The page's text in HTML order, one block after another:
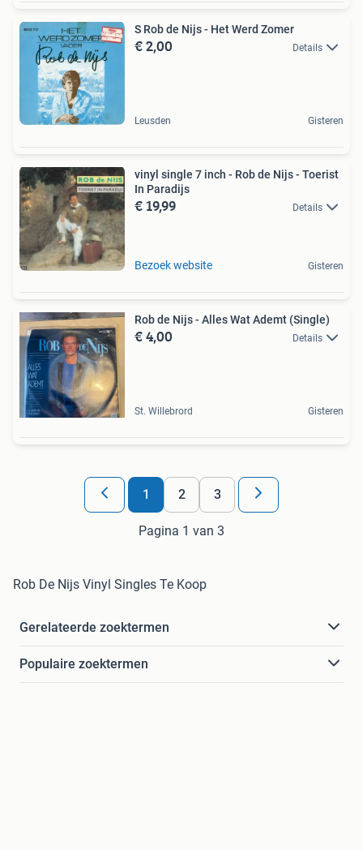
S Rob de Nijs - Het Werd Zomer
€ 2,00 Details
Leusden Gisteren
vinyl single 7 inch - Rob de Nijs - Toerist
In Paradijs
€ 19,99 Details
Bezoek website Gisteren
Rob de Nijs - Alles Wat Ademt (Single)
€ 4,00 Details
St. Willebrord Gisteren
1 2 3
Pagina 1 van 3
Rob De Nijs Vinyl Singles Te Koop
Gerelateerde zoektermen
Populaire zoektermen